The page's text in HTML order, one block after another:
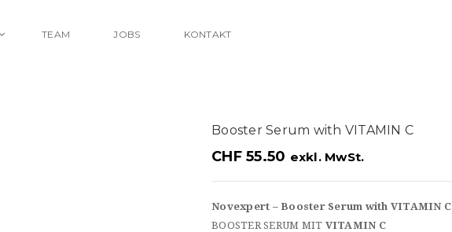
TEAM JOBS KONTAKT
Booster Serum with VITAMIN C
CHF55.50 exkl. MwSt.
Novexpert – Booster Serum with VITAMIN C
BOOSTER SERUM MIT VITAMIN C